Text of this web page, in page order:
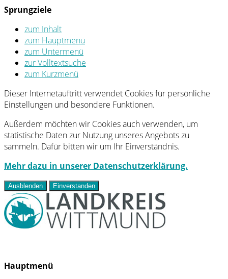
Sprungziele
zum Inhalt
zum Hauptmenü
zum Untermenü
zur Volltextsuche
zum Kurzmenü
Dieser Internetauftritt verwendet Cookies für persönliche
Einstellungen und besondere Funktionen.
Außerdem möchten wir Cookies auch verwenden, um
statistische Daten zur Nutzung unseres Angebots zu
sammeln. Dafür bitten wir um Ihr Einverständnis.
Mehr dazu in unserer Datenschutzerklärung.
Ausblenden Einverstanden
Hauptmenü